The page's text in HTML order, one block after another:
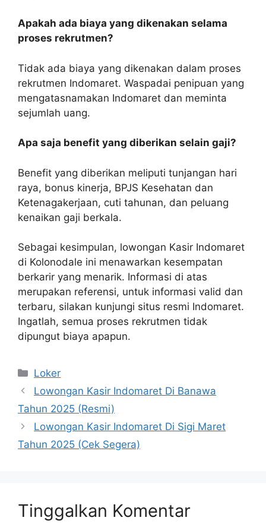
Apakah ada biaya yang dikenakan selama
proses rekrutmen?
Tidak ada biaya yang dikenakan dalam proses
rekrutmen Indomaret. Waspadai penipuan yang
mengatasnamakan Indomaret dan meminta
sejumlah uang.
Apa saja benefit yang diberikan selain gaji?
Benefit yang diberikan meliputi tunjangan hari
raya, bonus kinerja, BPJS Kesehatan dan
Ketenagakerjaan, cuti tahunan, dan peluang
kenaikan gaji berkala.
Sebagai kesimpulan, lowongan Kasir Indomaret
di Kolonodale ini menawarkan kesempatan
berkarir yang menarik. Informasi di atas
merupakan referensi, untuk informasi valid dan
terbaru, silakan kunjungi situs resmi Indomaret.
Ingatlah, semua proses rekrutmen tidak
dipungut biaya apapun.
Kategori
Loker
Lowongan Kasir Indomaret Di Banawa
Tahun 2025 (Resmi)
Lowongan Kasir Indomaret Di Sigi Maret
Tahun 2025 (Cek Segera)
Tinggalkan Komentar